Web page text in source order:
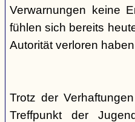
Verwarnungen keine
fühlen sich bereits
Autorität verloren
Trotz der
Treffpunkt der